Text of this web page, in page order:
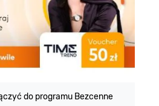
do programu Bezcenne